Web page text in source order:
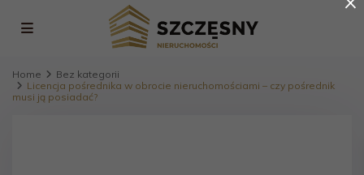
Home
Bez kategorii
Licencja pośrednika w obrocie nieruchomościami – czy pośrednik
musi ją posiadać?